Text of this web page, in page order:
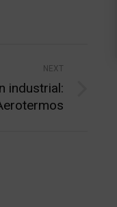
NEXT
industrial: